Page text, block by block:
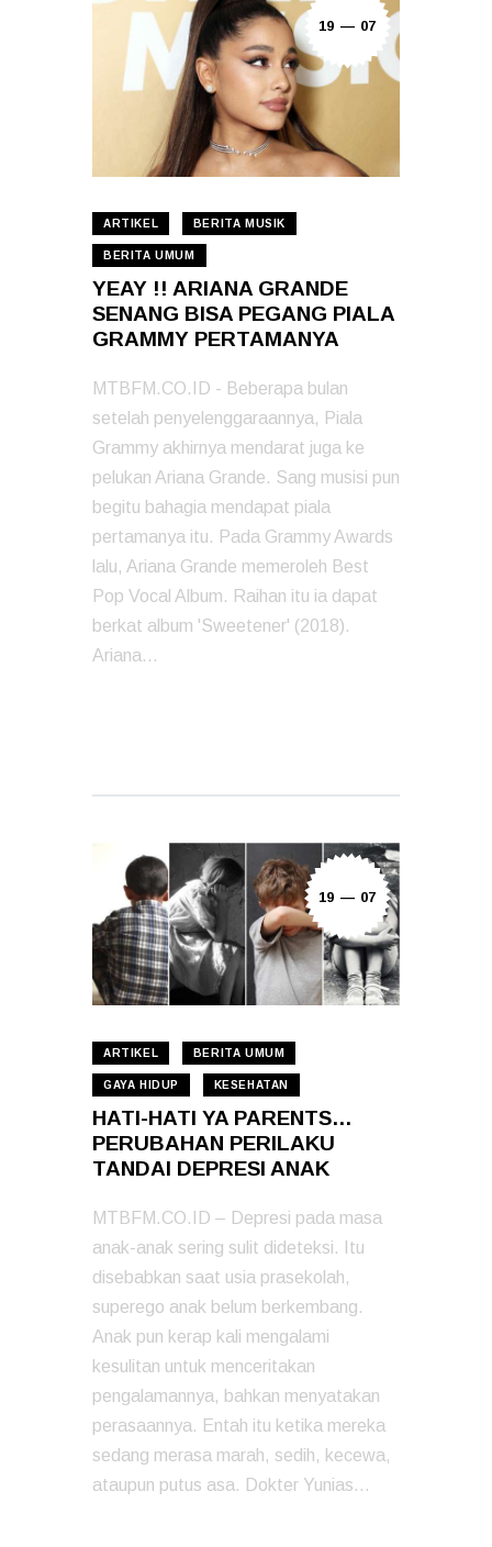
19 — 07
ARTIKEL BERITA MUSIK
BERITA UMUM
YEAY !! ARIANA GRANDE
SENANG BISA PEGANG PIALA
GRAMMY PERTAMANYA
MTBFM.CO.ID - Beberapa bulan
setelah penyelenggaraannya, Piala
Grammy akhirnya mendarat juga ke
pelukan Ariana Grande. Sang musisi pun
begitu bahagia mendapat piala
pertamanya itu. Pada Grammy Awards
lalu, Ariana Grande memeroleh Best
Pop Vocal Album. Raihan itu ia dapat
berkat album 'Sweetener' (2018).
Ariana…
19 — 07
ARTIKEL BERITA UMUM
GAYA HIDUP KESEHATAN
HATI-HATI YA PARENTS…
PERUBAHAN PERILAKU
TANDAI DEPRESI ANAK
MTBFM.CO.ID – Depresi pada masa
anak-anak sering sulit dideteksi. Itu
disebabkan saat usia prasekolah,
superego anak belum berkembang.
Anak pun kerap kali mengalami
kesulitan untuk menceritakan
pengalamannya, bahkan menyatakan
perasaannya. Entah itu ketika mereka
sedang merasa marah, sedih, kecewa,
ataupun putus asa. Dokter Yunias…